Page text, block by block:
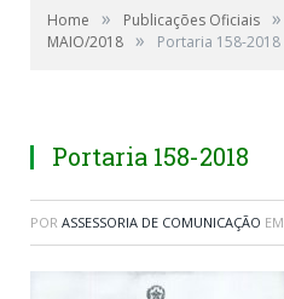
Home » Publicações Oficiais »
MAIO/2018 » Portaria 158-2018
Portaria 158-2018
POR ASSESSORIA DE COMUNICAÇÃO EM